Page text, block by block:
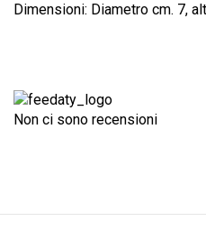
Dimensioni: Diametro cm. 7,
Non ci sono recensioni